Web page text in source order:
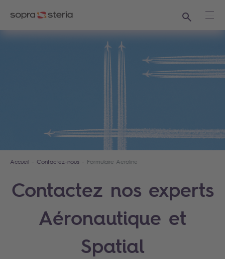
Recherche
Accueil Contactez-nous Formulaire Aeroline
Contactez nos experts
Aéronautique et
Spatial